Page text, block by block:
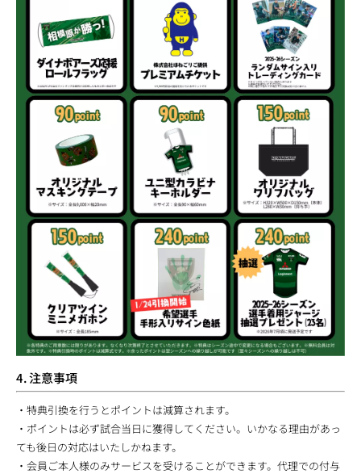
4. 注意事項
・特典引換を行うとポイントは減算されます。
・ポイントは必ず試合当日に獲得してください。いかなる理由があっ
ても後日の対応はいたしかねます。
・会員ご本人様のみサービスを受けることができます。代理での付与